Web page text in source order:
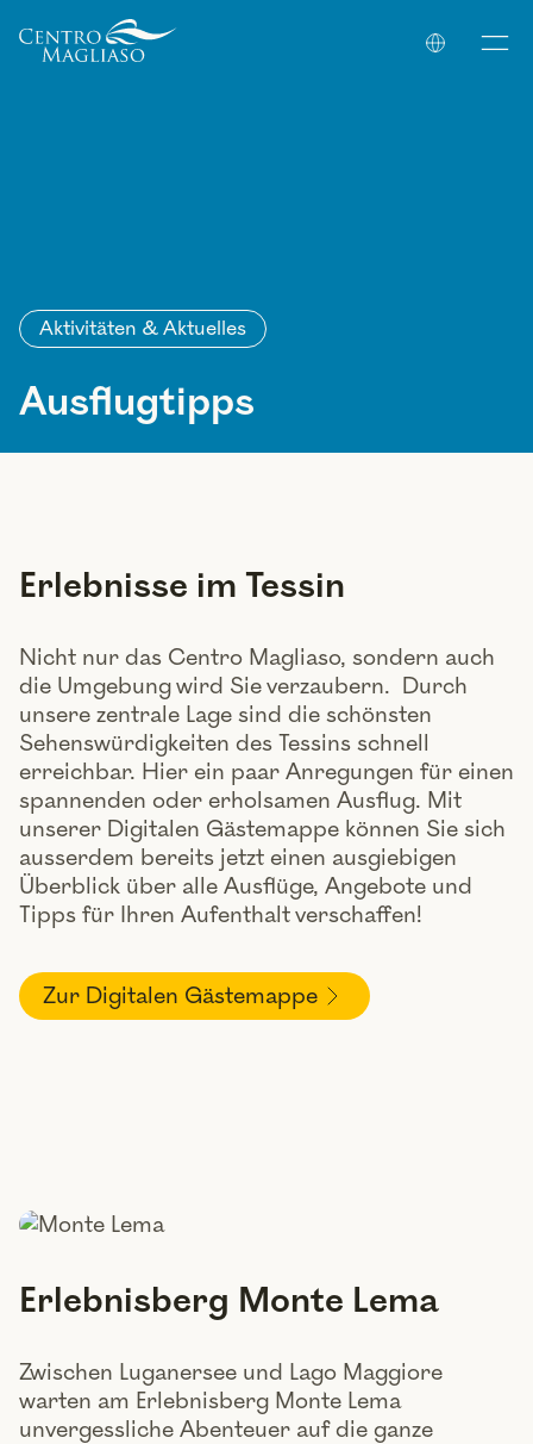
Your Company
Aktivitäten & Aktuelles
Ausflugtipps
Erlebnisse im Tessin
Nicht nur das Centro Magliaso, sondern auch
die Umgebung wird Sie verzaubern. Durch
unsere zentrale Lage sind die schönsten
Sehenswürdigkeiten des Tessins schnell
erreichbar. Hier ein paar Anregungen für einen
spannenden oder erholsamen Ausflug. Mit
unserer Digitalen Gästemappe können Sie sich
ausserdem bereits jetzt einen ausgiebigen
Überblick über alle Ausflüge, Angebote und
Tipps für Ihren Aufenthalt verschaffen!
Zur Digitalen Gästemappe
Erlebnisberg Monte Lema
Zwischen Luganersee und Lago Maggiore
warten am Erlebnisberg Monte Lema
unvergessliche Abenteuer auf die ganze